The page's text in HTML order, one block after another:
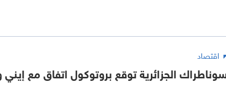
اقتصاد
الجزائرية توقع بروتوكول اتفاق مع إيني